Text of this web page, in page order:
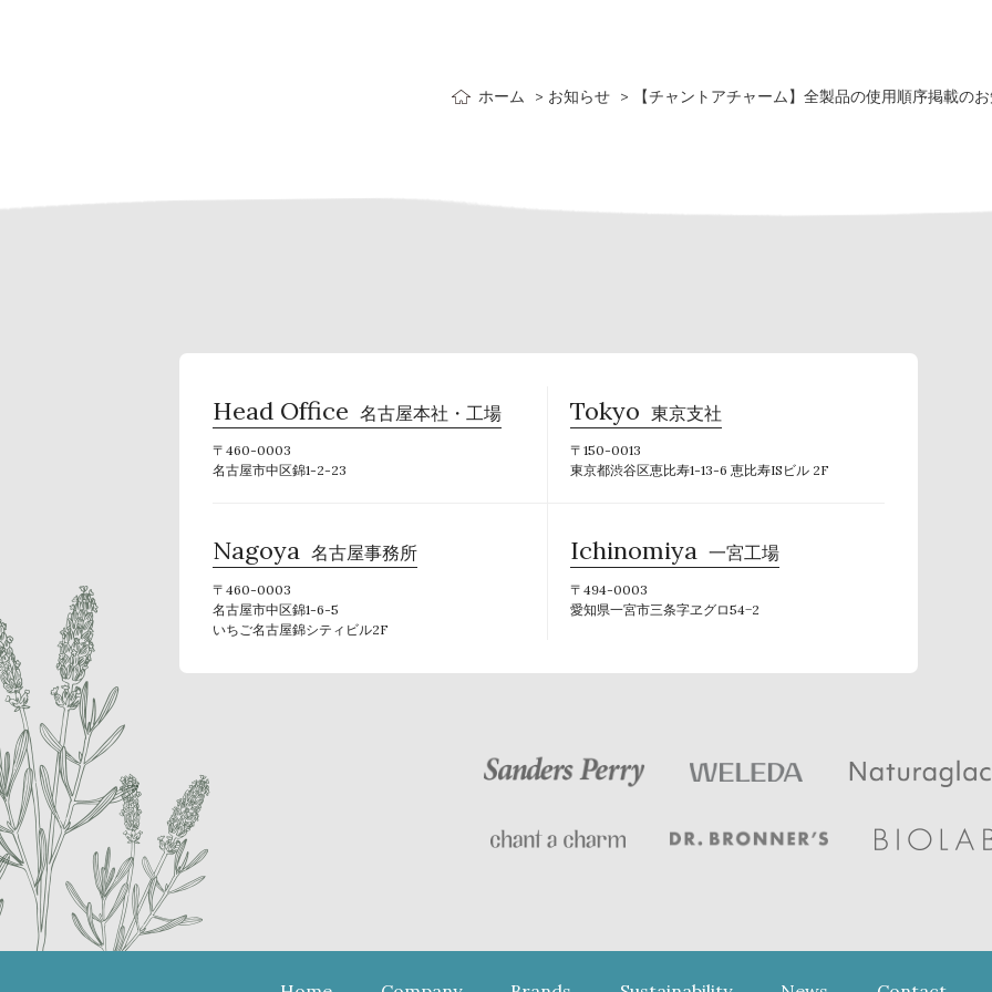
ホーム お知らせ 【チャントアチャーム】全製品の使用順序掲載の
Head Office 名古屋本社・工場
〒460-0003
名古屋市中区錦1-2-23
Tokyo 東京支社
〒150-0013
東京都渋谷区恵比寿1-13-6 恵比寿ISビル 2F
Nagoya 名古屋事務所
〒460-0003
名古屋市中区錦1-6-5
いちご名古屋錦シティビル2F
Ichinomiya 一宮工場
〒494-0003
愛知県一宮市三条字ヱグロ54−2